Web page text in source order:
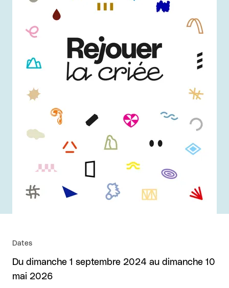
Dates
Du dimanche 1 septembre 2024 au dimanche 10
mai 2026